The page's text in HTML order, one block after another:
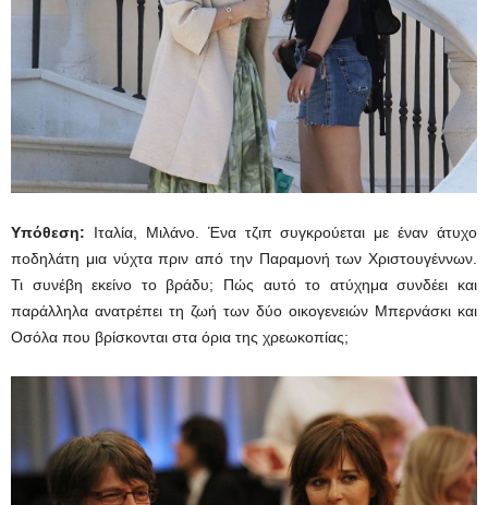
Υπόθεση: Ιταλία, Μιλάνο. Ένα τζιπ συγκρούεται με έναν άτυχο
ποδηλάτη μια νύχτα πριν από την Παραμονή των Χριστουγέννων.
Τι συνέβη εκείνο το βράδυ; Πώς αυτό το ατύχημα συνδέει και
παράλληλα ανατρέπει τη ζωή των δύο οικογενειών Μπερνάσκι και
Οσόλα που βρίσκονται στα όρια της χρεωκοπίας;